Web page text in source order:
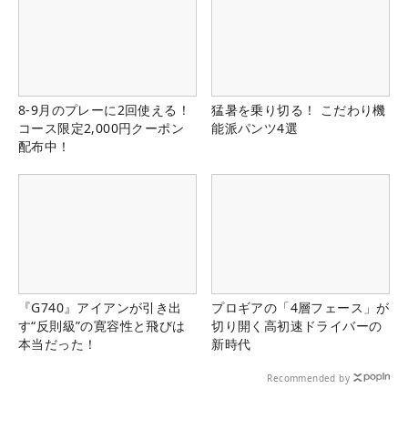
8-9月のプレーに2回使える！
コース限定2,000円クーポン
配布中！
猛暑を乗り切る！ こだわり機
能派パンツ4選
『G740』アイアンが引き出
す“反則級”の寛容性と飛びは
本当だった！
プロギアの「4層フェース」が
切り開く高初速ドライバーの
新時代
Recommended by